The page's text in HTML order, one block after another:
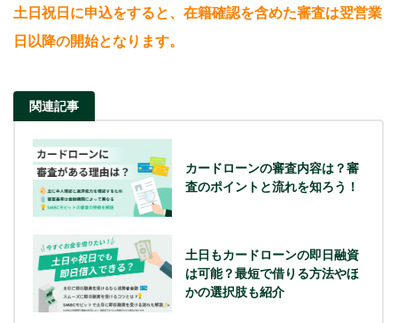
土日祝日に申込をすると、在籍確認を含めた審査は翌営業
日以降の開始となります。
関連記事
カードローンの審査内容は？審
査のポイントと流れを知ろう！
土日もカードローンの即日融資
は可能？最短で借りる方法やほ
かの選択肢も紹介